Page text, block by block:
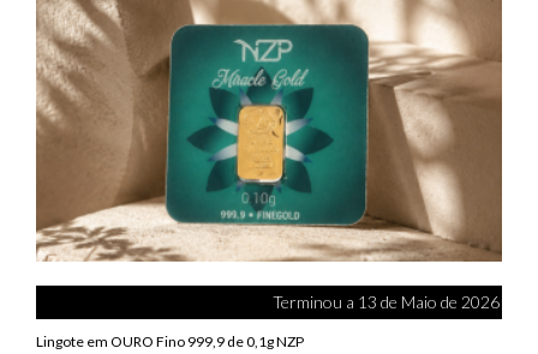
Terminou a 13 de Maio de 2026
Lingote em OURO Fino 999,9 de 0,1g NZP